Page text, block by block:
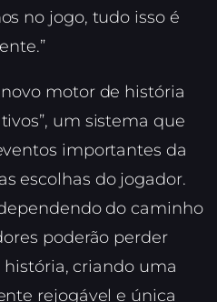
no jogo, tudo isso é
motor de história
um sistema que
importantes da
escolhas do jogador.
do caminho
poderão perder
criando uma
rejogável e única